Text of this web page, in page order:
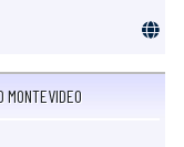
MONTEVIDEO